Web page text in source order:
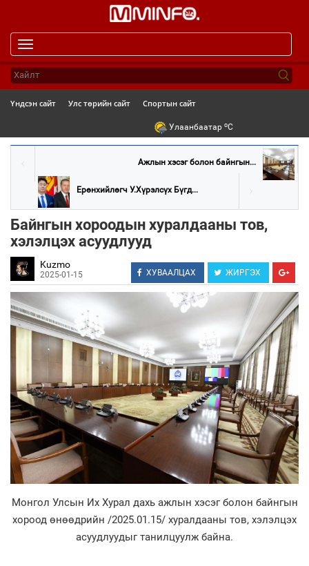
navigation
Үндсэн сайт Улс төрийн сайт Спортын сайт
Улаанбаатар oC
Ажлын хэсэг болон байнгын...
Ерөнхийлөгч У.Хүрэлсүх Бүгд...
Байнгын хороодын хуралдааны тов,
хэлэлцэх асуудлууд
Kuzmo
2025-01-15 ХУВААЛЦАХ ЖИРГЭХ
Монгол Улсын Их Хурал дахь ажлын хэсэг болон байнгын
хороод өнөөдрийн /2025.01.15/ хуралдааны тов, хэлэлцэх
асуудлуудыг танилцуулж байна.